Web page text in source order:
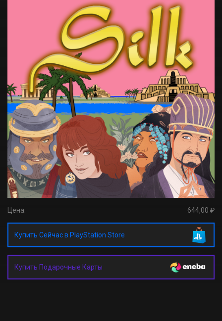
Цена: 644,00 ₽
Купить Сейчас в PlayStation Store
Купить Подарочные Карты